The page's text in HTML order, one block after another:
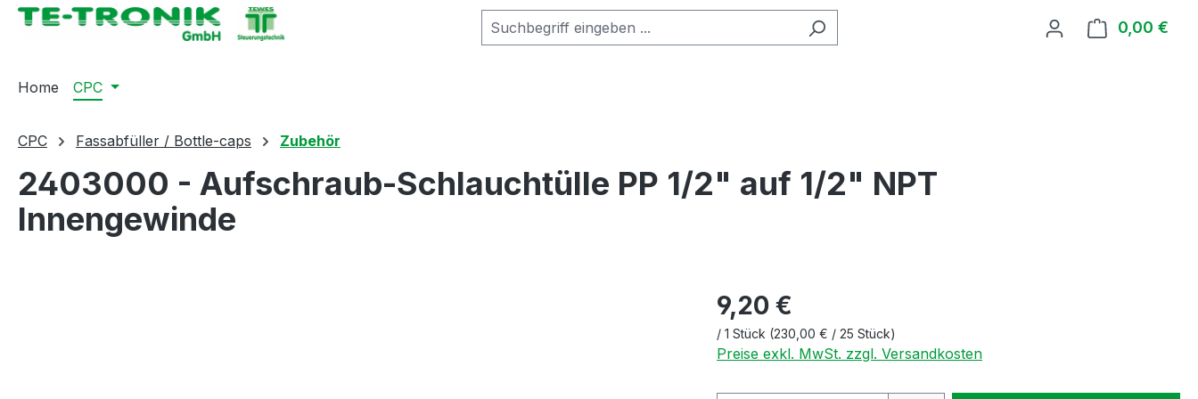
Zur Hauptnavigation springen 0,00 €
Home CPC
CPC Fassabfüller / Bottle-caps Zubehör
2403000 - Aufschraub-Schlauchtülle PP 1/2" auf 1/2" NPT
Innengewinde
9,20 €
/ 1 Stück (230,00 € / 25 Stück)
Preise exkl. MwSt. zzgl. Versandkosten